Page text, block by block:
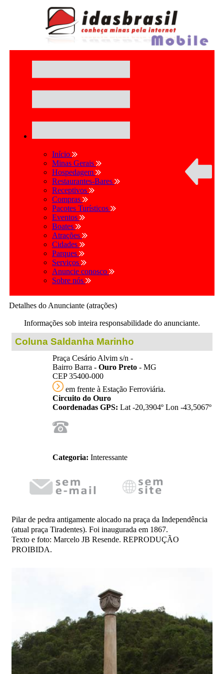
Início
Minas Gerais
Hospedagem
Restaurantes-Bares
Receptivos
Compras
Pacotes Turísticos
Eventos
Boates
Atrações
Cidades
Parques
Serviços
Anuncie conosco
Sobre nós
Detalhes do Anunciante (atrações)
Informações sob inteira responsabilidade do anunciante.
Coluna Saldanha Marinho
Praça Cesário Alvim s/n -
Bairro Barra - Ouro Preto - MG
CEP 35400-000
em frente à Estação Ferroviária.
Circuito do Ouro
Coordenadas GPS: Lat -20,3904º Lon -43,5067º
Categoria: Interessante
Pilar de pedra antigamente alocado na praça da Independência
(atual praça Tiradentes). Foi inaugurada em 1867.
Texto e foto: Marcelo JB Resende. REPRODUÇÃO
PROIBIDA.